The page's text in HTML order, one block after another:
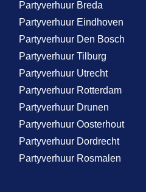
Partyverhuur Breda
Partyverhuur Eindhoven
Partyverhuur Den Bosch
Partyverhuur Tilburg
Partyverhuur Utrecht
Partyverhuur Rotterdam
Partyverhuur Drunen
Partyverhuur Oosterhout
Partyverhuur Dordrecht
Partyverhuur Rosmalen